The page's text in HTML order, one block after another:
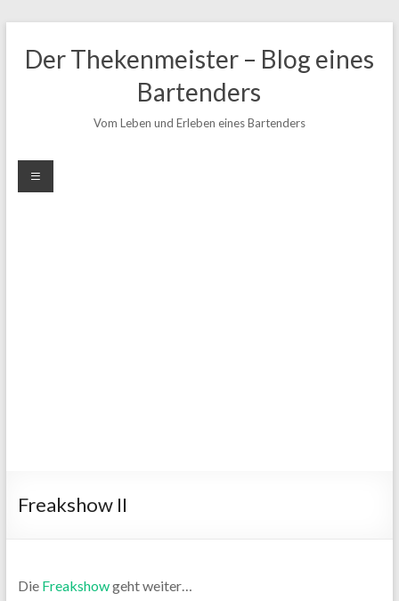
Inhalt
springen
Der Thekenmeister – Blog eines
Bartenders
Vom Leben und Erleben eines Bartenders
Freakshow II
Die Freakshowgeht weiter…